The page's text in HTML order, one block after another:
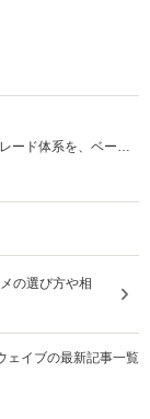
しました。マメにメ
お願いですから、
さい。
フロントマスクを変更、室内も黒で統一されている。グレード体系を、ベーシックなMとエアロパーツを装着したSTの2つに。Mにはドアミラーウインカーなどを装備するSパッケージも設定された。なおスカイルーフは全グレードにオプションで用意される。（2008.4）
の選び方や相
ェイブの最新記事一覧